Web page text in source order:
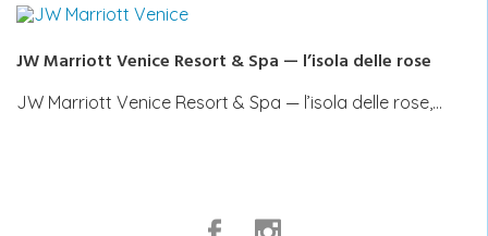
JW Marriott Venice Resort & Spa — l’isola delle rose
JW Marriott Venice Resort & Spa — l’isola delle rose,…